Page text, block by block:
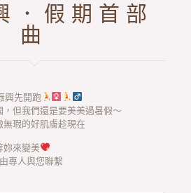
．假期首部
曲
興先開跑
但我們還是要美美過暑假～
瑕的好肌膚趁現在
妳來變美
專人與您聯繫